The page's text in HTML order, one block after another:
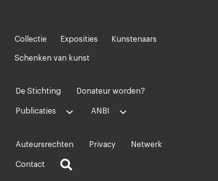
Footer-
menu
Collectie Exposities Kunstenaars
Schenken van kunst
Voet
midden
De Stichting Donateur worden?
Publicaties ANBI
Voet
rechts
Auteursrechten Privacy Netwerk
Contact